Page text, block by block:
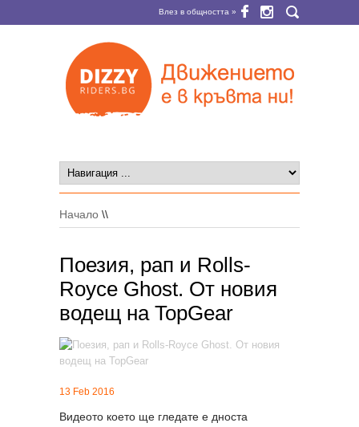
Влез в общността »
Начало \\
Поезия, рап и Rolls-
Royce Ghost. От новия
водещ на TopGear
13 Feb 2016
Видеото което ще гледате е дноста